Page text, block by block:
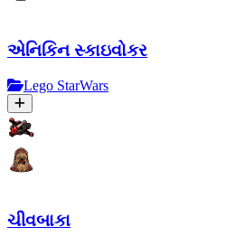
એનિકિન સ્કાઇવોકર
Lego StarWars
ચીવબાકા